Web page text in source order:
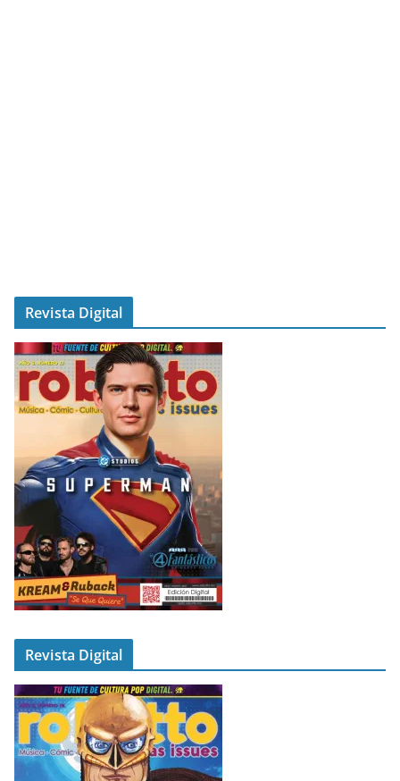
Revista Digital
Revista Digital